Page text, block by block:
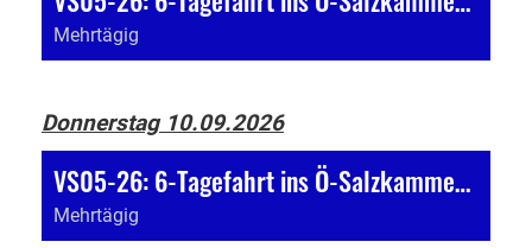
Mehrtägig
Donnerstag 10.09.2026
VS05-26: 6-Tagefahrt ins Ö-Salzkammergut
Mehrtägig